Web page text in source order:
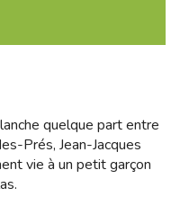
quelque part entre
Prés, Jean-Jacques
vie à un petit garçon